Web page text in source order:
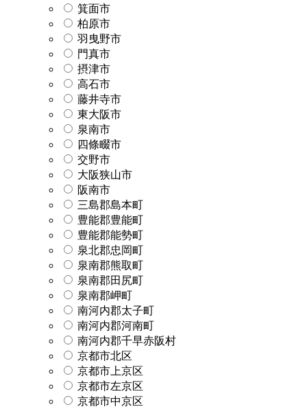
箕面市
柏原市
羽曳野市
門真市
摂津市
高石市
藤井寺市
東大阪市
泉南市
四條畷市
交野市
大阪狭山市
阪南市
三島郡島本町
豊能郡豊能町
豊能郡能勢町
泉北郡忠岡町
泉南郡熊取町
泉南郡田尻町
泉南郡岬町
南河内郡太子町
南河内郡河南町
南河内郡千早赤阪村
京都市北区
京都市上京区
京都市左京区
京都市中京区